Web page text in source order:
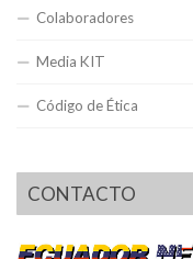
Colaboradores
Media KIT
Código de Ética
CONTACTO